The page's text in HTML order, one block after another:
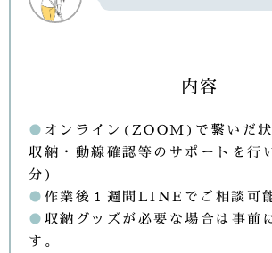
内容
● オンライン(ZOOM)で繋いだ状
収納・動線確認等のサポートを行
分)
●作業後１週間LINEでご相談可
●収納グッズが必要な場合は事前
す。